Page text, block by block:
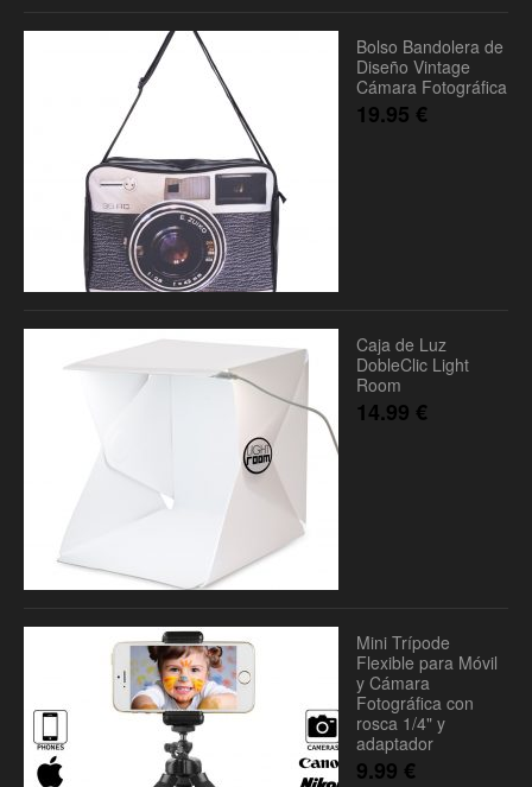
Bolso Bandolera de
Diseño Vintage
Cámara Fotográfica
19.95 €
Caja de Luz
DobleClic Light
Room
14.99 €
Mini Trípode
Flexible para Móvil
y Cámara
Fotográfica con
rosca 1/4" y
adaptador
9.99 €